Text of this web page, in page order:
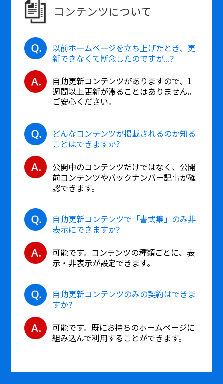
コンテンツについて
以前ホームページを立ち上げたとき、更
新できなくて断念したのですが...?
自動更新コンテンツがありますので、1
週間以上更新が滞ることはありません。
ご安心ください。
どんなコンテンツが掲載されるのか知る
ことはできますか?
公開中のコンテンツだけではなく、公開
前コンテンツやバックナンバー記事が確
認できます。
自動更新コンテンツで「書式集」のみ非
表示にできますか?
可能です。コンテンツの種類ごとに、表
示・非表示が設定できます。
自動更新コンテンツのみの契約はできま
すか?
可能です。既にお持ちのホームページに
組み込んで利用することができます。